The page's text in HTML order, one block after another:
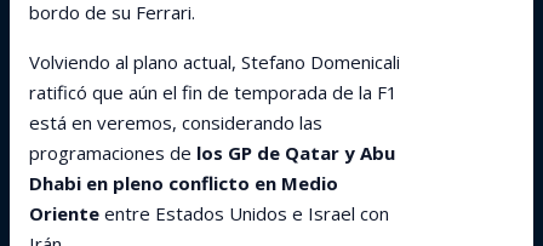
bordo de su Ferrari.
Volviendo al plano actual, Stefano Domenicali
ratificó que aún el fin de temporada de la F1
está en veremos, considerando las
programaciones de los GP de Qatar y Abu
Dhabi en pleno conflicto en Medio
Oriente entre Estados Unidos e Israel con